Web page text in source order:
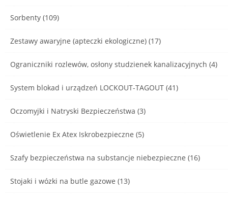
Sorbenty (109)
Zestawy awaryjne (apteczki ekologiczne) (17)
Ograniczniki rozlewów, osłony studzienek kanalizacyjnych (4)
System blokad i urządzeń LOCKOUT-TAGOUT (41)
Oczomyjki i Natryski Bezpieczeństwa (3)
Oświetlenie Ex Atex Iskrobezpieczne (5)
Szafy bezpieczeństwa na substancje niebezpieczne (16)
Stojaki i wózki na butle gazowe (13)